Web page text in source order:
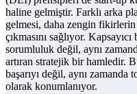
haline gelmiştir. Farklı arka
gelmesi, daha zengin
çıkmasını sağlıyor.
sorumluluk değil, aynı
artıran stratejik bir hamledir.
başarıyı değil, aynı
olarak konumlanıyor.